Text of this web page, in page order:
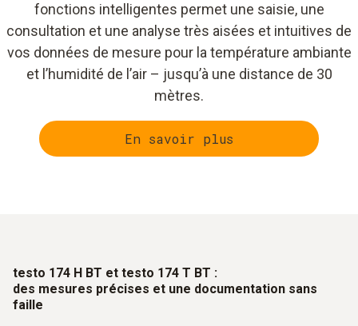
fonctions intelligentes permet une saisie, une
consultation et une analyse très aisées et intuitives de
vos données de mesure pour la température ambiante
et l’humidité de l’air – jusqu’à une distance de 30
mètres.
En savoir plus
testo 174 H BT et testo 174 T BT :
des mesures précises et une documentation sans
faille